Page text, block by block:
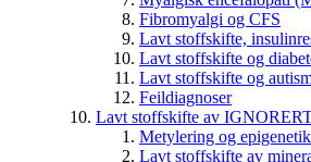
Fibromyalgi og CFS
Lavt stoffskifte,
Lavt stoffskifte og
Lavt stoffskifte og
Feildiagnoser
Lavt stoffskifte av
Metylering og
Lavt stoffskifte av